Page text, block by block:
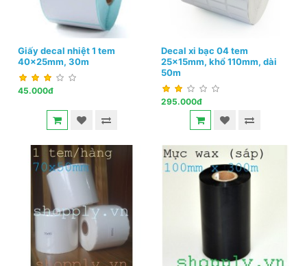
Giấy decal nhiệt 1 tem
40x25mm, 30m
45.000đ
Decal xi bạc 04 tem
25x15mm, khổ 110mm, dài
50m
295.000đ